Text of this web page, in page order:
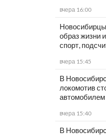
вчера 16:00
образ жизни
спорт,
вчера 15:45
В
локомотив
автомобилем
вчера 15:40
В